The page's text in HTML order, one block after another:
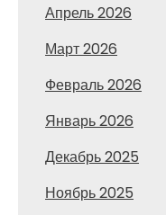
Апрель 2026
Март 2026
Февраль 2026
Январь 2026
Декабрь 2025
Ноябрь 2025